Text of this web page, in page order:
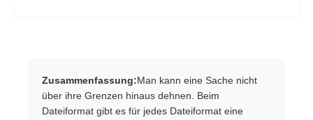
Zusammenfassung:Man kann eine Sache nicht
über ihre Grenzen hinaus dehnen. Beim
Dateiformat gibt es für jedes Dateiformat eine